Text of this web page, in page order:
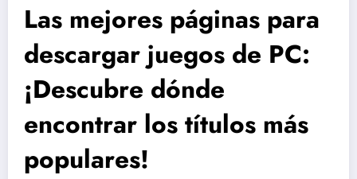
Las mejores páginas para
descargar juegos de PC:
¡Descubre dónde
encontrar los títulos más
populares!